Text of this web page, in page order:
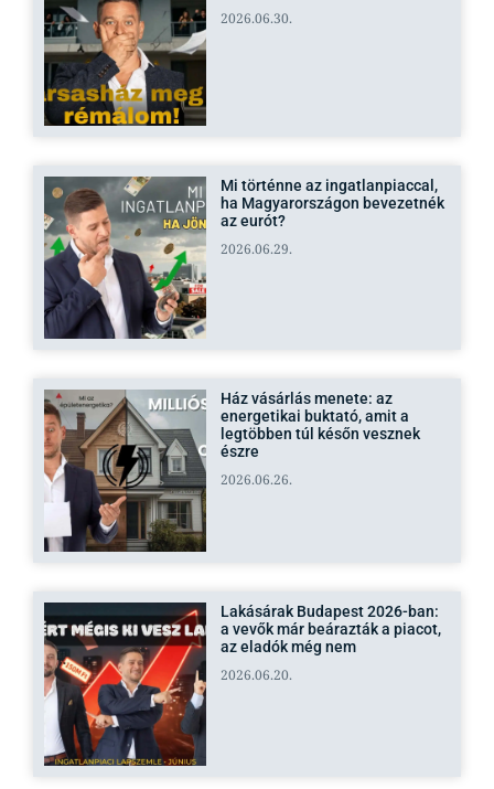
2026.06.30.
Mi történne az ingatlanpiaccal,
ha Magyarországon bevezetnék
az eurót?
2026.06.29.
Ház vásárlás menete: az
energetikai buktató, amit a
legtöbben túl későn vesznek
észre
2026.06.26.
Lakásárak Budapest 2026-ban:
a vevők már beárazták a piacot,
az eladók még nem
2026.06.20.